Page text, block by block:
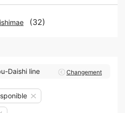
(32)
Daishi line Changement